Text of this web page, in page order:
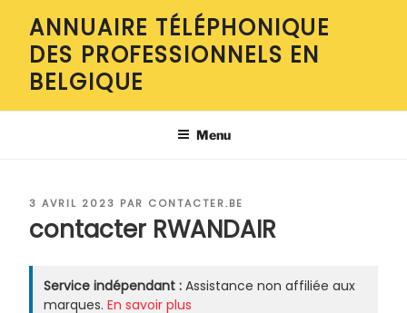
contenu
principal
ANNUAIRE TÉLÉPHONIQUE
DES PROFESSIONNELS EN
BELGIQUE
Menu
PUBLIÉ
3 AVRIL 2023 PAR CONTACTER.BE
contacter RWANDAIR
Service indépendant : Assistance non affiliée aux
marques. En savoir plus